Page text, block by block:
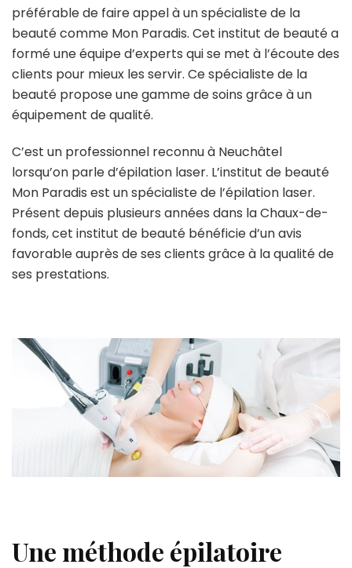
préférable de faire appel à un spécialiste de la
beauté comme Mon Paradis. Cet institut de beauté a
formé une équipe d’experts qui se met à l’écoute des
clients pour mieux les servir. Ce spécialiste de la
beauté propose une gamme de soins grâce à un
équipement de qualité.
C’est un professionnel reconnu à Neuchâtel
lorsqu’on parle d’épilation laser. L’institut de beauté
Mon Paradis est un spécialiste de l’épilation laser.
Présent depuis plusieurs années dans la Chaux-de-
fonds, cet institut de beauté bénéficie d’un avis
favorable auprès de ses clients grâce à la qualité de
ses prestations.
Une méthode épilatoire